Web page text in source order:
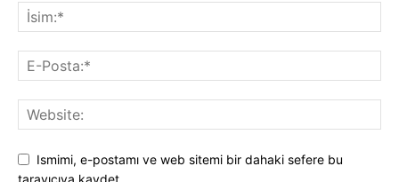
Ismimi, e-postamı ve web sitemi bir dahaki sefere bu